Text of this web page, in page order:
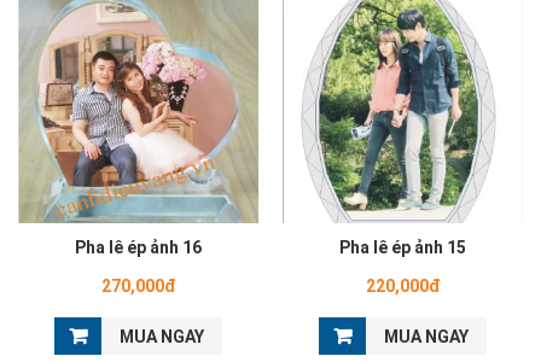
Pha lê ép ảnh 16
270,000đ
MUA NGAY
Pha lê ép ảnh 15
220,000đ
MUA NGAY